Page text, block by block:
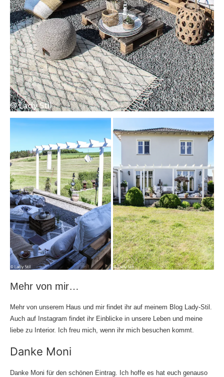
Mehr von mir…
Mehr von unserem Haus und mir findet ihr auf meinem Blog Lady-Stil
Auch auf Instagram findet ihr Einblicke in unsere Leben und meine
liebe zu Interior. Ich freu mich, wenn ihr mich besuchen kommt.
Danke Moni
Danke Moni für den schönen Eintrag. Ich hoffe es hat euch genauso